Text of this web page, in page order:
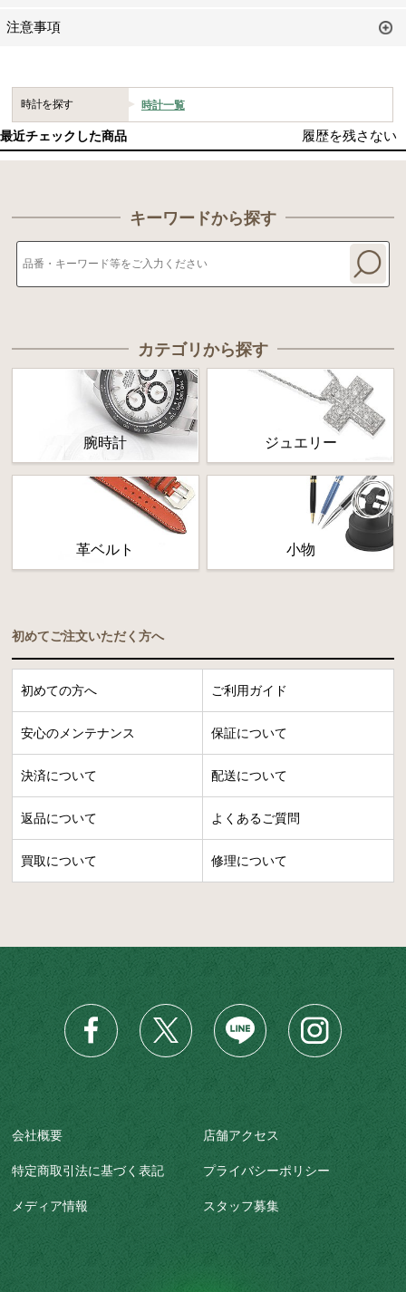
注意事項
時計を探す 時計一覧
最近チェックした商品 履歴を残さない
キーワードから探す
カテゴリから探す
腕時計 ジュエリー
革ベルト 小物
初めてご注文いただく方へ
初めての方へ ご利用ガイド
安心のメンテナンス 保証について
決済について 配送について
返品について よくあるご質問
買取について 修理について
会社概要 店舗アクセス
特定商取引法に基づく表記 プライバシーポリシー
メディア情報 スタッフ募集